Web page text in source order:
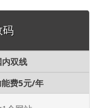
码
双线
能费5元/年